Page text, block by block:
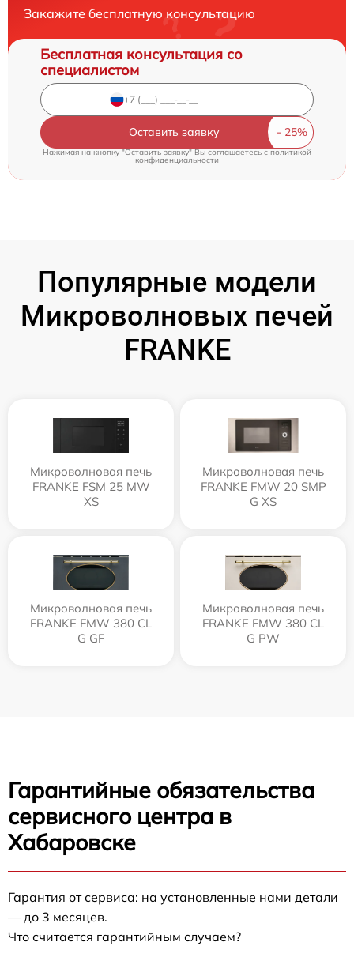
Закажите бесплатную консультацию
Бесплатная консультация со
специалистом
Оставить заявку
Нажимая на кнопку "Оставить заявку" Вы соглашаетесь cполитикой
конфиденциальности
Популярные модели
Микроволновых печей
FRANKE
Микроволновая печь
FRANKE FSM 25 MW
XS
Микроволновая печь
FRANKE FMW 20 SMP
G XS
Микроволновая печь
FRANKE FMW 380 CL
G GF
Микроволновая печь
FRANKE FMW 380 CL
G PW
Гарантийные обязательства
сервисного центра в
Хабаровске
Гарантия от сервиса: на установленные нами детали
— до 3 месяцев.
Что считается гарантийным случаем?